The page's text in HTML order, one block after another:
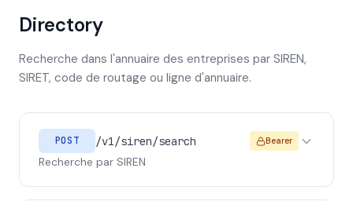
Directory
Recherche dans l'annuaire des entreprises par SIREN,
SIRET, code de routage ou ligne d'annuaire.
POST
/v1/siren/search
Recherche par SIREN
Bearer